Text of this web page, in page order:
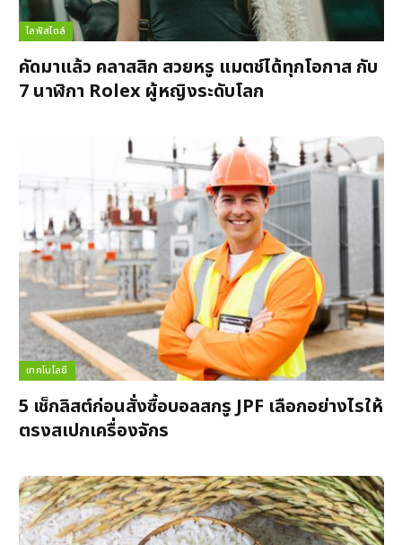
ไลฟ์สไตล์
คัดมาแล้ว คลาสสิก สวยหรู แมตช์ได้ทุกโอกาส กับ
7 นาฬิกา Rolex ผู้หญิงระดับโลก
เทคโนโลยี
5 เช็กลิสต์ก่อนสั่งซื้อบอลสกรู JPF เลือกอย่างไรให้
ตรงสเปกเครื่องจักร